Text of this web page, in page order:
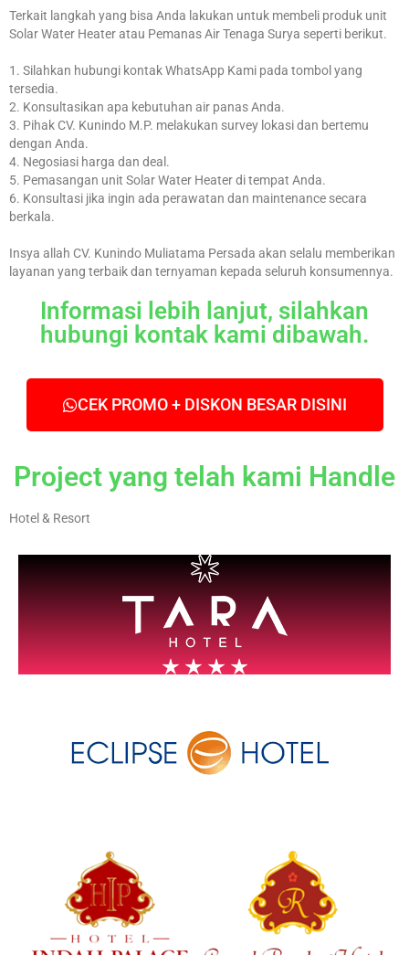
Terkait langkah yang bisa Anda lakukan untuk membeli produk unit
Solar Water Heater atau Pemanas Air Tenaga Surya seperti berikut.
1. Silahkan hubungi kontak WhatsApp Kami pada tombol yang
tersedia.
2. Konsultasikan apa kebutuhan air panas Anda.
3. Pihak CV. Kunindo M.P. melakukan survey lokasi dan bertemu
dengan Anda.
4. Negosiasi harga dan deal.
5. Pemasangan unit Solar Water Heater di tempat Anda.
6. Konsultasi jika ingin ada perawatan dan maintenance secara
berkala.
Insya allah CV. Kunindo Muliatama Persada akan selalu memberikan
layanan yang terbaik dan ternyaman kepada seluruh konsumennya.
Informasi lebih lanjut, silahkan
hubungi kontak kami dibawah.
CEK PROMO + DISKON BESAR DISINI
Project yang telah kami Handle
Hotel & Resort